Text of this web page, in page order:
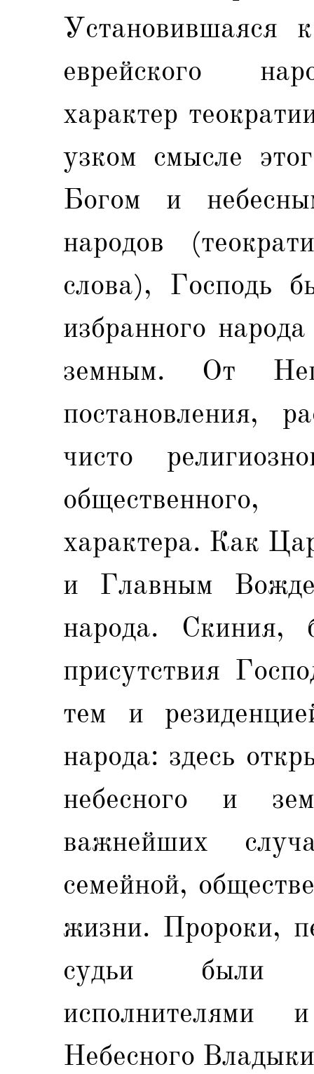
Установившаяся
еврейского
характер
узком смысле
Богом и
народов
слова), Господь
избранного
земным. От
постановления,
чисто
характера. Как
и Главным
народа. Скиния,
присутствия
тем и
народа: здесь
небесного и
важнейших
семейной,
жизни. Пророки,
судьи были
исполнителями
Небесного